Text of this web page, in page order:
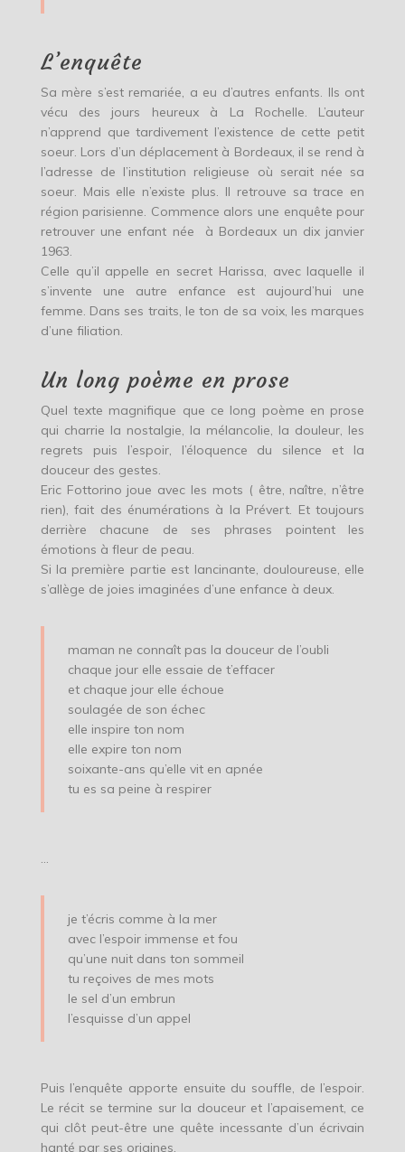
L’enquête
Sa mère s’est remariée, a eu d’autres enfants. Ils ont
vécu des jours heureux à La Rochelle. L’auteur
n’apprend que tardivement l’existence de cette petit
soeur. Lors d’un déplacement à Bordeaux, il se rend à
l’adresse de l’institution religieuse où serait née sa
soeur. Mais elle n’existe plus. Il retrouve sa trace en
région parisienne. Commence alors une enquête pour
retrouver une enfant née à Bordeaux un dix janvier
1963.
Celle qu’il appelle en secret Harissa, avec laquelle il
s’invente une autre enfance est aujourd’hui une
femme. Dans ses traits, le ton de sa voix, les marques
d’une filiation.
Un long poème en prose
Quel texte magnifique que ce long poème en prose
qui charrie la nostalgie, la mélancolie, la douleur, les
regrets puis l’espoir, l’éloquence du silence et la
douceur des gestes.
Eric Fottorino joue avec les mots ( être, naître, n’être
rien), fait des énumérations à la Prévert. Et toujours
derrière chacune de ses phrases pointent les
émotions à fleur de peau.
Si la première partie est lancinante, douloureuse, elle
s’allège de joies imaginées d’une enfance à deux.
maman ne connaît pas la douceur de l’oubli
chaque jour elle essaie de t’effacer
et chaque jour elle échoue
soulagée de son échec
elle inspire ton nom
elle expire ton nom
soixante-ans qu’elle vit en apnée
tu es sa peine à respirer
…
je t’écris comme à la mer
avec l’espoir immense et fou
qu’une nuit dans ton sommeil
tu reçoives de mes mots
le sel d’un embrun
l’esquisse d’un appel
Puis l’enquête apporte ensuite du souffle, de l’espoir.
Le récit se termine sur la douceur et l’apaisement, ce
qui clôt peut-être une quête incessante d’un écrivain
hanté par ses origines.